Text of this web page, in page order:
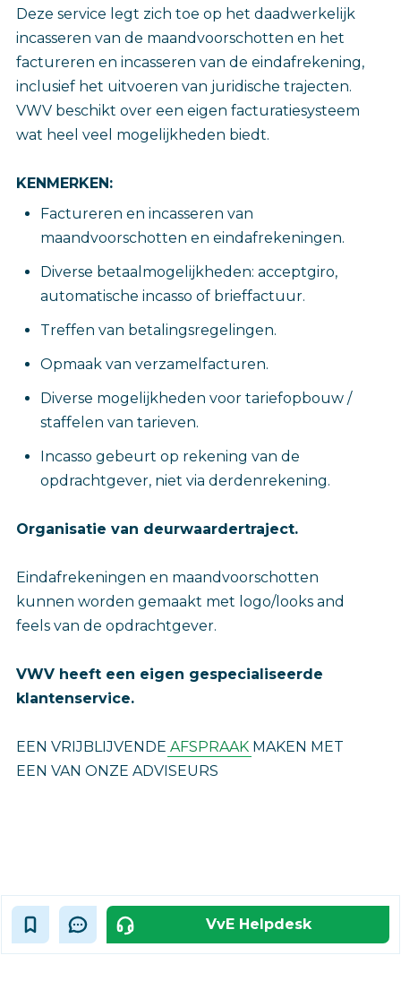
Deze service legt zich toe op het daadwerkelijk
incasseren van de maandvoorschotten en het
factureren en incasseren van de eindafrekening,
inclusief het uitvoeren van juridische trajecten.
VWV beschikt over een eigen facturatiesysteem
wat heel veel mogelijkheden biedt.
KENMERKEN:
Factureren en incasseren van
maandvoorschotten en eindafrekeningen.
Diverse betaalmogelijkheden: acceptgiro,
automatische incasso of brieffactuur.
Treffen van betalingsregelingen.
Opmaak van verzamelfacturen.
Diverse mogelijkheden voor tariefopbouw /
staffelen van tarieven.
Incasso gebeurt op rekening van de
opdrachtgever, niet via derdenrekening.
Organisatie van deurwaardertraject.
Eindafrekeningen en maandvoorschotten
kunnen worden gemaakt met logo/looks and
feels van de opdrachtgever.
VWV heeft een eigen gespecialiseerde
klantenservice.
EEN VRIJBLIJVENDE AFSPRAAK MAKEN MET
EEN VAN ONZE ADVISEURS
VvE Helpdesk